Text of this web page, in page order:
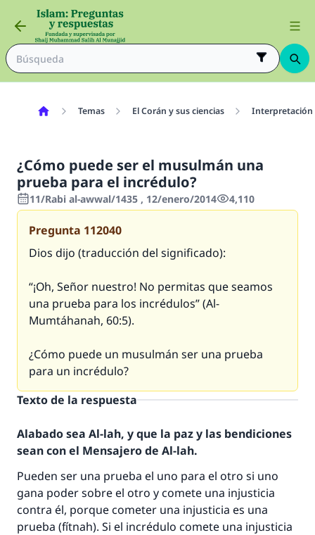
Temas El Corán y sus ciencias Interpretación
¿Cómo puede ser el musulmán una
prueba para el incrédulo?
11/Rabi al-awwal/1435 , 12/enero/2014 4,110
Pregunta 112040
Dios dijo (traducción del significado):
“¡Oh, Señor nuestro! No permitas que seamos
una prueba para los incrédulos” (Al-
Mumtáhanah, 60:5).
¿Cómo puede un musulmán ser una prueba
para un incrédulo?
Texto de la respuesta
Alabado sea Al-lah, y que la paz y las bendiciones
sean con el Mensajero de Al-lah.
Pueden ser una prueba el uno para el otro si uno
gana poder sobre el otro y comete una injusticia
contra él, porque cometer una injusticia es una
prueba (fítnah). Si el incrédulo comete una injusticia